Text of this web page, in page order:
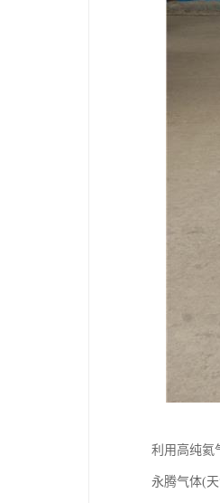
利用高纯氦
永腾气体(